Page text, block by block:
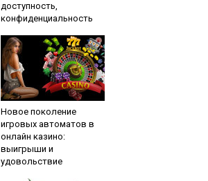
доступность,
конфиденциальность
Новое поколение
игровых автоматов в
онлайн казино:
выигрыши и
удовольствие